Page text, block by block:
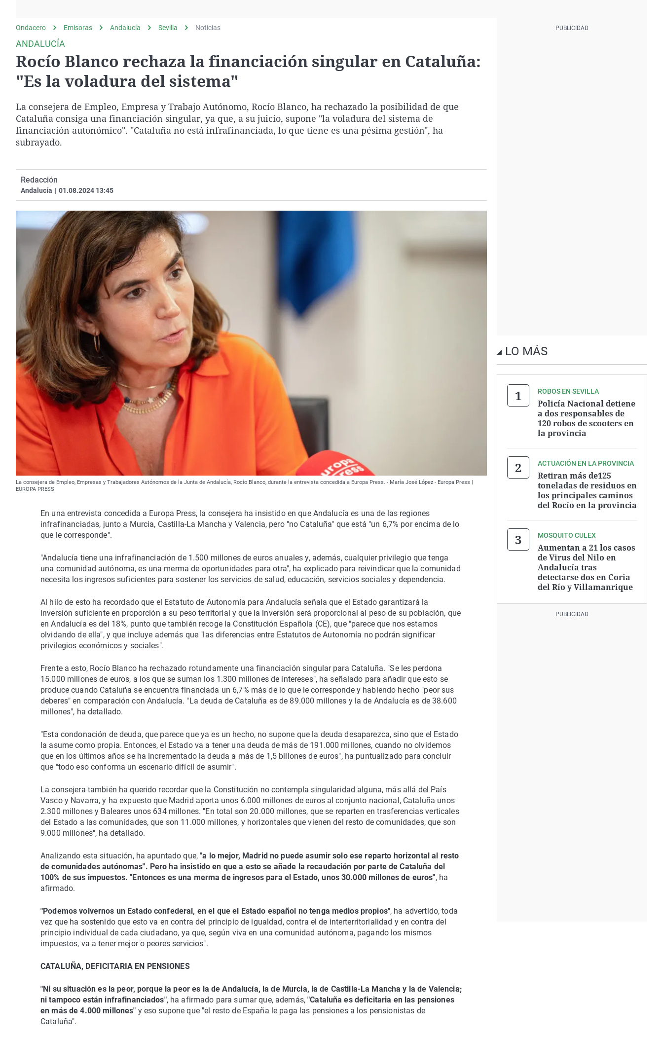
Operación Viuda
Negra
Navarra
Ondacero Emisoras Andalucía Sevilla Noticias
ANDALUCÍA
Rocío Blanco rechaza la financiación singular en Cataluña:
"Es la voladura del sistema"
La consejera de Empleo, Empresa y Trabajo Autónomo, Rocío Blanco, ha rechazado la posibilidad de que
Cataluña consiga una financiación singular, ya que, a su juicio, supone "la voladura del sistema de
financiación autonómico". "Cataluña no está infrafinanciada, lo que tiene es una pésima gestión", ha
subrayado.
Redacción
Andalucía | 01.08.2024 13:45
La consejera de Empleo, Empresas y Trabajadores Autónomos de la Junta de Andalucía, Rocío Blanco, durante la entrevista concedida a Europa Press. - María José López - Europa Press |
EUROPA PRESS
En una entrevista concedida a Europa Press, la consejera ha insistido en que Andalucía es una de las regiones
infrafinanciadas, junto a Murcia, Castilla-La Mancha y Valencia, pero "no Cataluña" que está "un 6,7% por encima de lo
que le corresponde".
"Andalucía tiene una infrafinanciación de 1.500 millones de euros anuales y, además, cualquier privilegio que tenga
una comunidad autónoma, es una merma de oportunidades para otra", ha explicado para reivindicar que la comunidad
necesita los ingresos suficientes para sostener los servicios de salud, educación, servicios sociales y dependencia.
Al hilo de esto ha recordado que el Estatuto de Autonomía para Andalucía señala que el Estado garantizará la
inversión suficiente en proporción a su peso territorial y que la inversión será proporcional al peso de su población, que
en Andalucía es del 18%, punto que también recoge la Constitución Española (CE), que "parece que nos estamos
olvidando de ella", y que incluye además que "las diferencias entre Estatutos de Autonomía no podrán significar
privilegios económicos y sociales".
Frente a esto, Rocío Blanco ha rechazado rotundamente una financiación singular para Cataluña. "Se les perdona
15.000 millones de euros, a los que se suman los 1.300 millones de intereses", ha señalado para añadir que esto se
produce cuando Cataluña se encuentra financiada un 6,7% más de lo que le corresponde y habiendo hecho "peor sus
deberes" en comparación con Andalucía. "La deuda de Cataluña es de 89.000 millones y la de Andalucía es de 38.600
millones", ha detallado.
"Esta condonación de deuda, que parece que ya es un hecho, no supone que la deuda desaparezca, sino que el Estado
la asume como propia. Entonces, el Estado va a tener una deuda de más de 191.000 millones, cuando no olvidemos
que en los últimos años se ha incrementado la deuda a más de 1,5 billones de euros", ha puntualizado para concluir
que "todo eso conforma un escenario difícil de asumir".
La consejera también ha querido recordar que la Constitución no contempla singularidad alguna, más allá del País
Vasco y Navarra, y ha expuesto que Madrid aporta unos 6.000 millones de euros al conjunto nacional, Cataluña unos
2.300 millones y Baleares unos 634 millones. "En total son 20.000 millones, que se reparten en trasferencias verticales
del Estado a las comunidades, que son 11.000 millones, y horizontales que vienen del resto de comunidades, que son
9.000 millones", ha detallado.
Analizando esta situación, ha apuntado que, "a lo mejor, Madrid no puede asumir solo ese reparto horizontal al resto
de comunidades autónomas". Pero ha insistido en que a esto se añade la recaudación por parte de Cataluña del
100% de sus impuestos. "Entonces es una merma de ingresos para el Estado, unos 30.000 millones de euros", ha
afirmado.
"Podemos volvernos un Estado confederal, en el que el Estado español no tenga medios propios", ha advertido, toda
vez que ha sostenido que esto va en contra del principio de igualdad, contra el de interterritorialidad y en contra del
principio individual de cada ciudadano, ya que, según viva en una comunidad autónoma, pagando los mismos
impuestos, va a tener mejor o peores servicios".
CATALUÑA, DEFICITARIA EN PENSIONES
"Ni su situación es la peor, porque la peor es la de Andalucía, la de Murcia, la de Castilla-La Mancha y la de Valencia;
ni tampoco están infrafinanciados", ha afirmado para sumar que, además,"Cataluña es deficitaria en las pensiones
en más de 4.000 millones" y eso supone que "el resto de España le paga las pensiones a los pensionistas de
Cataluña".
LO MÁS
ROBOS EN SEVILLA
Policía Nacional detiene
a dos responsables de
120 robos de scooters en
la provincia
ACTUACIÓN EN LA PROVINCIA
Retiran más de125
toneladas de residuos en
los principales caminos
del Rocío en la provincia
MOSQUITO CULEX
Aumentan a 21 los casos
de Virus del Nilo en
Andalucía tras
detectarse dos en Coria
del Río y Villamanrique